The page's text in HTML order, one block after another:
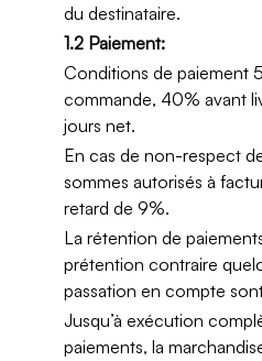
du destinataire.
1.2 Paiement:
Conditions de paiement
commande, 40% avant
jours net.
En cas de non-respect
sommes autorisés à
retard de 9%.
La rétention de
prétention contraire
passation en compte
Jusqu’à exécution
paiements, la